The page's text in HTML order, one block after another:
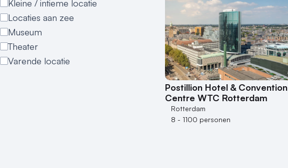
Kleine / intieme locatie
Locaties aan zee
Museum
Theater
Varende locatie
Postillion Hotel & Convention
Centre WTC Rotterdam
Rotterdam
8 - 1100 personen